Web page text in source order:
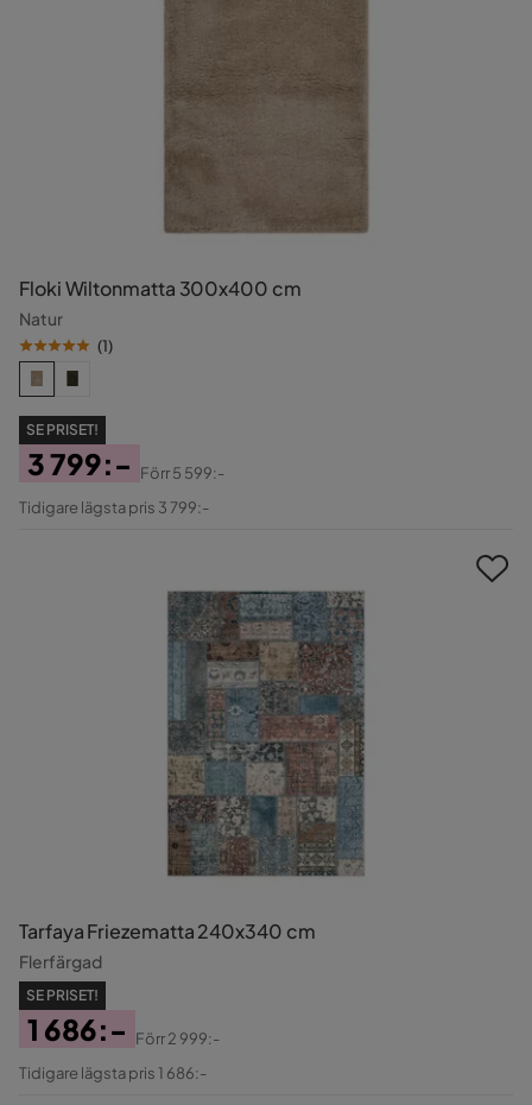
Floki Wiltonmatta 300x400 cm
Natur
(1)
SE PRISET!
Pris
3 799:-
Original
Förr5 599:-
Tidigare lägsta pris 3 799:-
Tarfaya Friezematta 240x340 cm
Flerfärgad
SE PRISET!
Pris
1 686:-
Original
Förr2 999:-
Tidigare lägsta pris 1 686:-